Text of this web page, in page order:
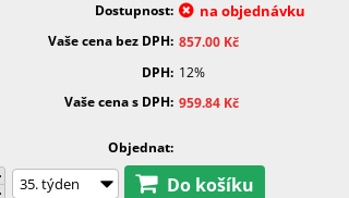
Dostupnost
na objednávku
Vaše cena bez DPH 857.00 Kč
DPH 12%
Vaše cena s DPH 959.84 Kč
Objednat
Do košíku